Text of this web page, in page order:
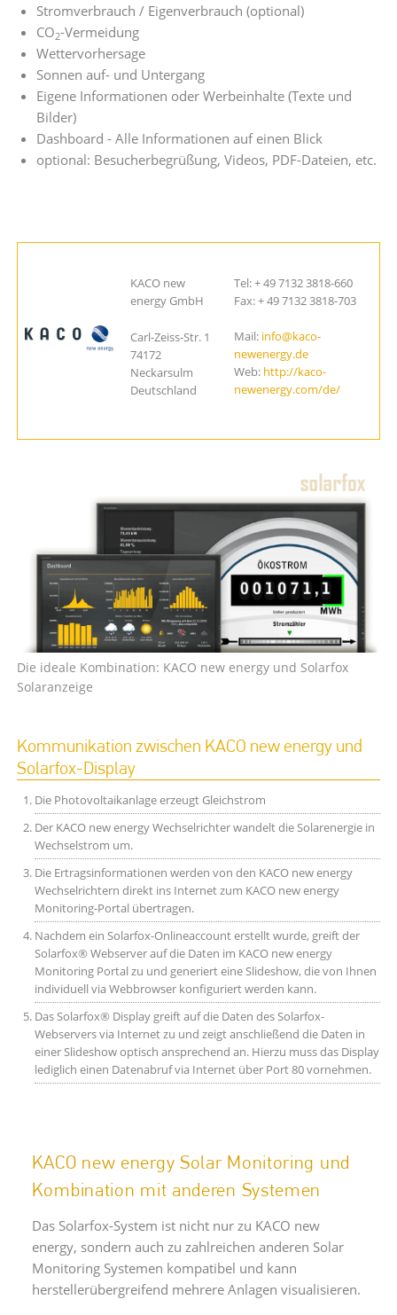
Stromverbrauch / Eigenverbrauch (optional)
CO2-Vermeidung
Wettervorhersage
Sonnen auf- und Untergang
Eigene Informationen oder Werbeinhalte (Texte und
Bilder)
Dashboard - Alle Informationen auf einen Blick
optional: Besucherbegrüßung, Videos, PDF-Dateien, etc.
KACO new
energy GmbH
Carl-Zeiss-Str. 1
74172
Neckarsulm
Deutschland
Tel: + 49 7132 3818-660
Fax: + 49 7132 3818-703
Mail: info@kaco-
newenergy.de
Web: http://kaco-
newenergy.com/de/
Die ideale Kombination: KACO new energy und Solarfox
Solaranzeige
Kommunikation zwischen KACO new energy und
Solarfox-Display
Die Photovoltaikanlage erzeugt Gleichstrom
Der KACO new energy Wechselrichter wandelt die Solarenergie in
Wechselstrom um.
Die Ertragsinformationen werden von den KACO new energy
Wechselrichtern direkt ins Internet zum KACO new energy
Monitoring-Portal übertragen.
Nachdem ein Solarfox-Onlineaccount erstellt wurde, greift der
Solarfox® Webserver auf die Daten im KACO new energy
Monitoring Portal zu und generiert eine Slideshow, die von Ihnen
individuell via Webbrowser konfiguriert werden kann.
Das Solarfox® Display greift auf die Daten des Solarfox-
Webservers via Internet zu und zeigt anschließend die Daten in
einer Slideshow optisch ansprechend an. Hierzu muss das Display
lediglich einen Datenabruf via Internet über Port 80 vornehmen.
KACO new energy Solar Monitoring und
Kombination mit anderen Systemen
Das Solarfox-System ist nicht nur zu KACO new
energy, sondern auch zu zahlreichen anderen Solar
Monitoring Systemen kompatibel und kann
herstellerübergreifend mehrere Anlagen visualisieren.